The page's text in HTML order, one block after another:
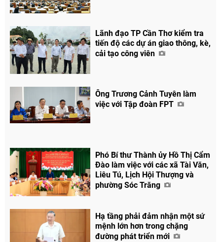
Lãnh đạo TP Cần Thơ kiểm tra
tiến độ các dự án giao thông, kè,
cải tạo công viên
Ông Trương Cảnh Tuyên làm
việc với Tập đoàn FPT
Phó Bí thư Thành ủy Hồ Thị Cẩm
Đào làm việc với các xã Tài Văn,
Liêu Tú, Lịch Hội Thượng và
phường Sóc Trăng
Hạ tầng phải đảm nhận một sứ
mệnh lớn hơn trong chặng
đường phát triển mới